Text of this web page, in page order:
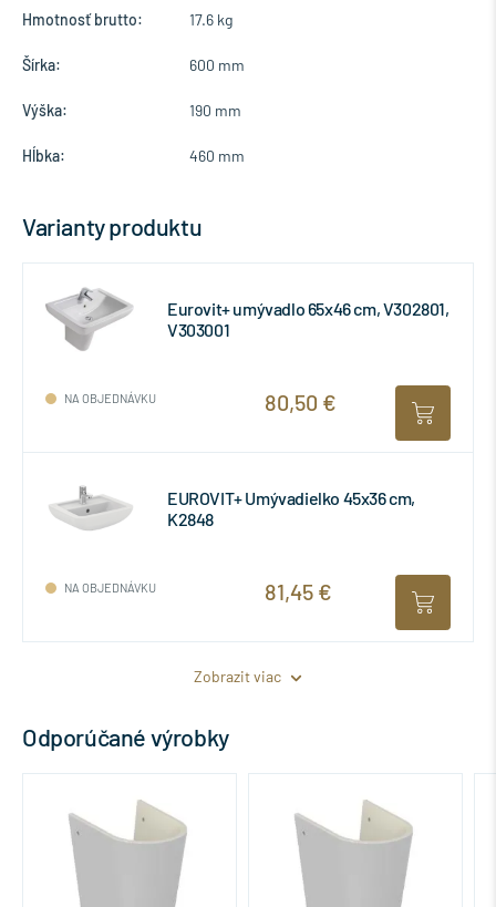
Hmotnosť brutto: 17.6 kg
Šírka: 600 mm
Výška: 190 mm
Hĺbka: 460 mm
Varianty produktu
Eurovit+ umývadlo 65x46 cm, V302801,
V303001
NA OBJEDNÁVKU 80,50 €
EUROVIT+ Umývadielko 45x36 cm,
K2848
NA OBJEDNÁVKU 81,45 €
Zobrazit viac
Odporúčané výrobky